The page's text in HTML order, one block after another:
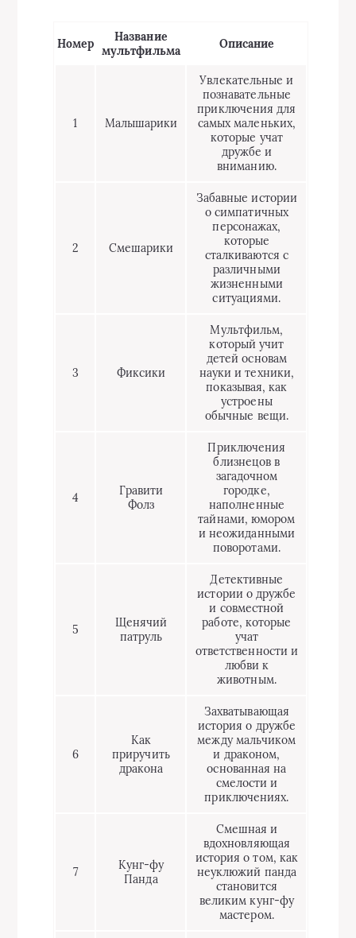
Номер
Название
мультфильма
Описание
1 Малышарики
Увлекательные и
познавательные
приключения для
самых маленьких,
которые учат
дружбе и
вниманию.
2 Смешарики
Забавные истории
о симпатичных
персонажах,
которые
сталкиваются с
различными
жизненными
ситуациями.
3 Фиксики
Мультфильм,
который учит
детей основам
науки и техники,
показывая, как
устроены
обычные вещи.
4
Гравити
Фолз
Приключения
близнецов в
загадочном
городке,
наполненные
тайнами, юмором
и неожиданными
поворотами.
5
Щенячий
патруль
Детективные
истории о дружбе
и совместной
работе, которые
учат
ответственности и
любви к
животным.
6
Как
приручить
дракона
Захватывающая
история о дружбе
между мальчиком
и драконом,
основанная на
смелости и
приключениях.
7
Кунг-фу
Панда
Смешная и
вдохновляющая
история о том, как
неуклюжий панда
становится
великим кунг-фу
мастером.